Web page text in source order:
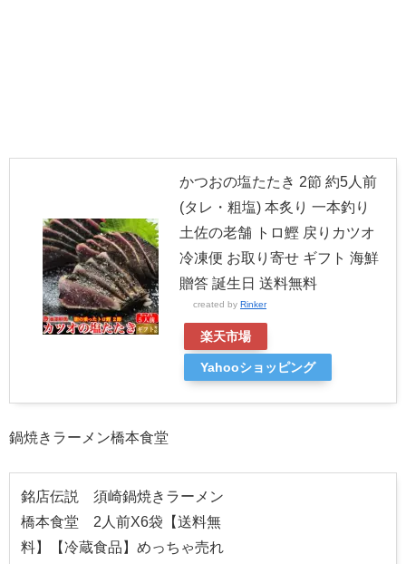
かつおの塩たたき 2節 約5人前
(タレ・粗塩) 本炙り 一本釣り
土佐の老舗 トロ鰹 戻りカツオ
冷凍便 お取り寄せ ギフト 海鮮
贈答 誕生日 送料無料
created by Rinker
楽天市場
Yahooショッピング
鍋焼きラーメン橋本食堂
銘店伝説 須崎鍋焼きラーメン
橋本食堂 2人前X6袋【送料無
料】【冷蔵食品】めっちゃ売れ